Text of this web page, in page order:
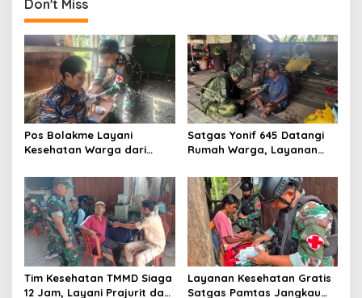
Don't Miss
Pos Bolakme Layani
Kesehatan Warga dari
Pegunungan
Satgas Yonif 645 Datangi
Rumah Warga, Layanan
Kampung Muara Nawa
Tim Kesehatan TMMD Siaga
12 Jam, Layani Prajurit dan
Layanan Kesehatan Gratis
Satgas Pamtas Jangkau